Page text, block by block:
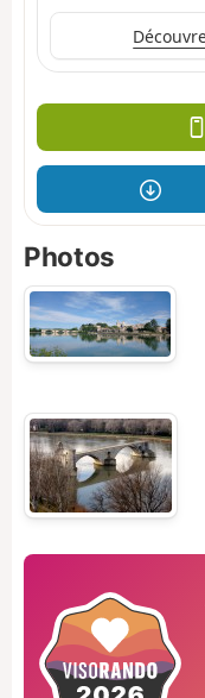
Photos